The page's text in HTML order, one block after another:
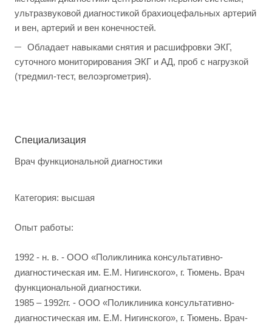
ультразвуковой диагностикой брахиоцефальных артерий
и вен, артерий и вен конечностей.
Обладает навыками снятия и расшифровки ЭКГ,
суточного мониторирования ЭКГ и АД, проб с нагрузкой
(тредмил-тест, велоэргометрия).
Специализация
Врач функциональной диагностики
Категория: высшая
Опыт работы:
1992 - н. в. - ООО «Поликлиника консультативно-
диагностическая им. Е.М. Нигинского», г. Тюмень. Врач
функциональной диагностики.
1985 – 1992гг. - ООО «Поликлиника консультативно-
диагностическая им. Е.М. Нигинского», г. Тюмень. Врач-